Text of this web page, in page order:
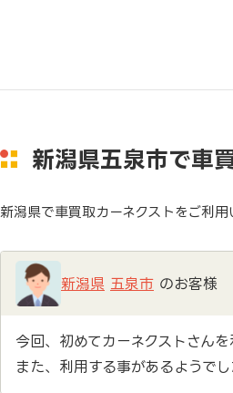
新潟県五泉市で車
新潟県で車買取カーネクストをご利
新潟県 五泉市 のお客様
今回、初めてカーネクストさん
また、利用する事があるようで